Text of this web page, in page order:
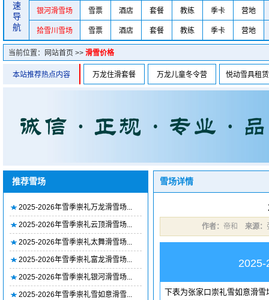
速
导
航
银河滑雪场 雪票 酒店 套餐 教练 季卡 营地
拾雪川雪场 雪票 酒店 套餐 教练 季卡 营地
当前位置： 网站首页 >> 滑雪价格
本站推荐热点内容 万龙住滑套餐 万龙儿童冬令营 悦动雪具租
推荐雪场
2025-2026年雪季崇礼万龙滑雪场...
2025-2026年雪季崇礼云顶滑雪场...
2025-2026年雪季崇礼太舞滑雪场...
2025-2026年雪季崇礼富龙滑雪场...
2025-2026年雪季崇礼银河滑雪场...
2025-2026年雪季崇礼雪如意滑雪...
雪场详情
作者： 帝和 来源：
下表为张家口崇礼雪如意滑